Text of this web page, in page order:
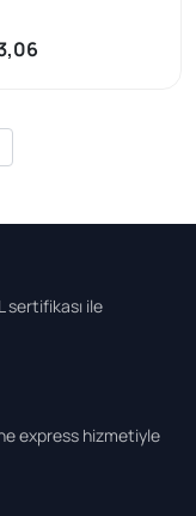
Ducato P206 P307
1.
sertifikası ile
express hizmetiyle